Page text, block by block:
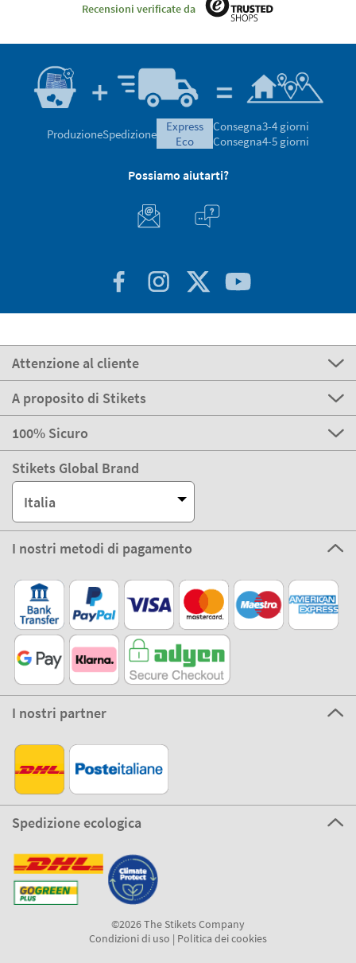
Recensioni verificate da
ProduzioneSpedizione
express
eco
Consegna3-4 giorni
Consegna4-5 giorni
Possiamo aiutarti?
Attenzione al cliente
A proposito di Stikets
100% Sicuro
Stikets Global Brand
Italia
I nostri metodi di pagamento
I nostri partner
Spedizione ecologica
©2026 The Stikets Company
Condizioni di uso | Politica dei cookies